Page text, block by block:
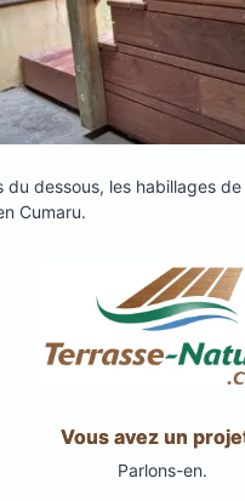
du dessous, les habillages
Cumaru.
Vous avez un
Parlons-en.